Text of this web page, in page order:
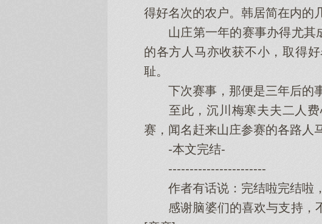
得好名次的农户。韩居简在内的
山庄第一年的赛事办得尤其
的各方人马亦收获不小，取得
耻。
下次赛事，那便是三年后的事
至此，沉川梅寒夫夫二人费
赛，闻名赶来山庄参赛的各路人
-本文完结-
-----------------------
作者有话说：完结啦完结啦
感谢脑婆们的喜欢与支持，不